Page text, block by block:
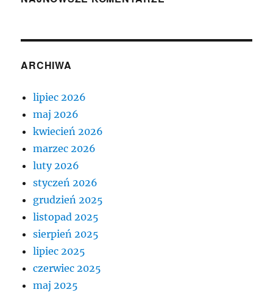
ARCHIWA
lipiec 2026
maj 2026
kwiecień 2026
marzec 2026
luty 2026
styczeń 2026
grudzień 2025
listopad 2025
sierpień 2025
lipiec 2025
czerwiec 2025
maj 2025